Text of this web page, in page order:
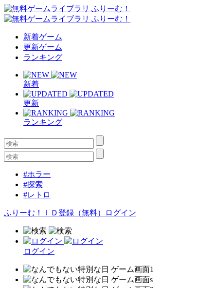
新着ゲーム
更新ゲーム
ランキング
新着
更新
ランキング
#ホラー
#探索
#レトロ
ふりーむ！ＩＤ登録（無料） ログイン
ログイン